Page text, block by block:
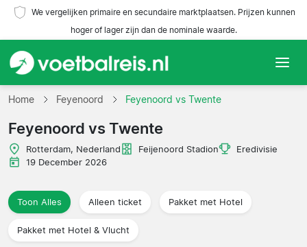
We vergelijken primaire en secundaire marktplaatsen. Prijzen kunnen
hoger of lager zijn dan de nominale waarde.
Home
Teams
Competities
Reisorganisaties
Home Feyenoord Feyenoord vs Twente
Feyenoord vs Twente
Rotterdam, Nederland Feijenoord Stadion
Eredivisie
19 December 2026
Toon Alles Alleen ticket Pakket met Hotel
Pakket met Hotel & Vlucht